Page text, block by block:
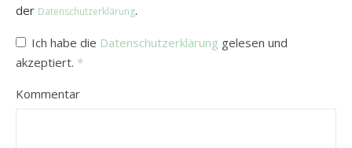
der Datenschutzerklärung.
Ich habe die Datenschutzerklärung gelesen und
akzeptiert. *
Kommentar